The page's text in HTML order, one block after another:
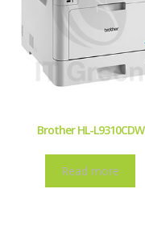
Brother HL-L9310CDW
Read more